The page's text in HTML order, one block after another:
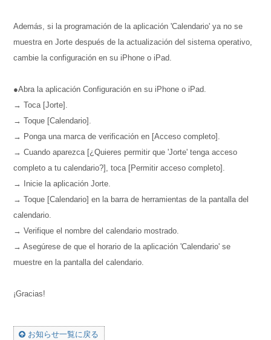
Además, si la programación de la aplicación 'Calendario' ya no se
muestra en Jorte después de la actualización del sistema operativo,
cambie la configuración en su iPhone o iPad.
●Abra la aplicación Configuración en su iPhone o iPad.
→ Toca [Jorte].
→ Toque [Calendario].
→ Ponga una marca de verificación en [Acceso completo].
→ Cuando aparezca [¿Quieres permitir que 'Jorte' tenga acceso
completo a tu calendario?], toca [Permitir acceso completo].
→ Inicie la aplicación Jorte.
→ Toque [Calendario] en la barra de herramientas de la pantalla del
calendario.
→ Verifique el nombre del calendario mostrado.
→ Asegúrese de que el horario de la aplicación 'Calendario' se
muestre en la pantalla del calendario.
¡Gracias!
お知らせ一覧に戻る